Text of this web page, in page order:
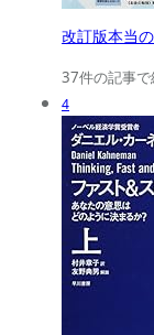
改訂版本当
37件の記事で
4